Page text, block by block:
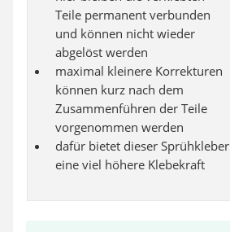
Teile permanent verbunden
und können nicht wieder
abgelöst werden
maximal kleinere Korrekturen
können kurz nach dem
Zusammenführen der Teile
vorgenommen werden
dafür bietet dieser Sprühkleber
eine viel höhere Klebekraft